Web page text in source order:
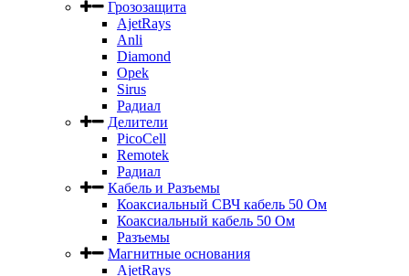
Грозозащита
AjetRays
Anli
Diamond
Opek
Sirus
Радиал
Делители
PicoCell
Remotek
Радиал
Кабель и Разъемы
Коаксиальный СВЧ кабель 50 Ом
Коаксиальный кабель 50 Ом
Разъемы
Магнитные основания
AjetRays